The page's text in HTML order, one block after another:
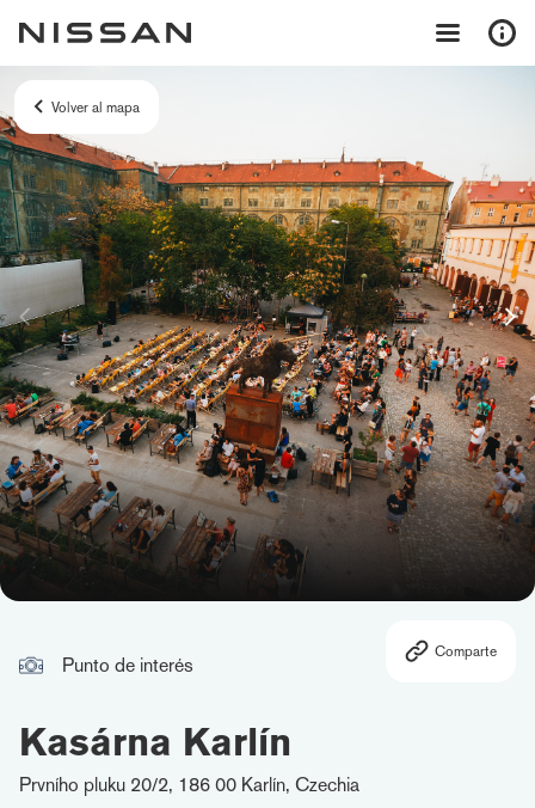
Punto de interés
Comparte
Kasárna Karlín
Prvního pluku 20/2, 186 00 Karlín, Czechia
Volver al mapa